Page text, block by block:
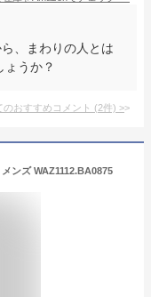
、まわりの人とは
ょうか？
のおすすめコメント (2件) >
ンズ WAZ1112.BA0875